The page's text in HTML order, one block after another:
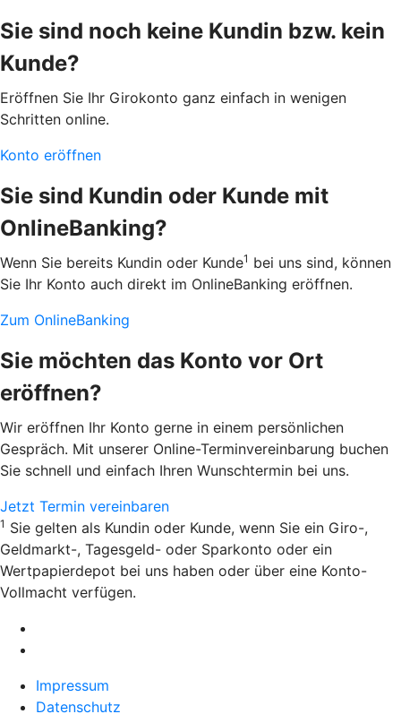
Sie sind noch keine Kundin bzw. kein
Kunde?
Eröffnen Sie Ihr Girokonto ganz einfach in wenigen
Schritten online.
Konto eröffnen
Sie sind Kundin oder Kunde mit
OnlineBanking?
Wenn Sie bereits Kundin oder Kunde1 bei uns sind, können
Sie Ihr Konto auch direkt im OnlineBanking eröffnen.
Zum OnlineBanking
Sie möchten das Konto vor Ort
eröffnen?
Wir eröffnen Ihr Konto gerne in einem persönlichen
Gespräch. Mit unserer Online-Terminvereinbarung buchen
Sie schnell und einfach Ihren Wunschtermin bei uns.
Jetzt Termin vereinbaren
1 Sie gelten als Kundin oder Kunde, wenn Sie ein Giro-,
Geldmarkt-, Tagesgeld- oder Sparkonto oder ein
Wertpapierdepot bei uns haben oder über eine Konto-
Vollmacht verfügen.
Impressum
Datenschutz